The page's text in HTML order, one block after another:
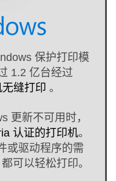
保护打印模
1.2 亿台经过
缝打印 。
更新不可用时，
认证的打印机。
或驱动程序的需
可以轻松打印。